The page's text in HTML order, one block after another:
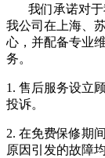
我们承诺对
我公司在上海、
心，并配备专业
务。
1. 售后服务设立
投诉。
2. 在免费保修期
原因引发的故障